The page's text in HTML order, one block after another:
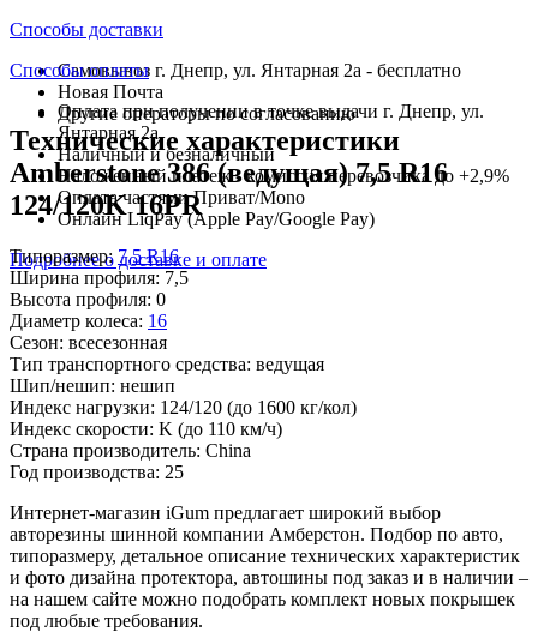
Способы доставки
Самовывоз г. Днепр, ул. Янтарная 2а - бесплатно
Новая Почта
Другие операторы по согласованию
Способы оплаты
Оплата при получении в точке выдачи г. Днепр, ул.
Янтарная 2а
Наличный и безналичный
Наложенный платеж - комиссия перевозчика до +2,9%
Оплата частями Приват/Mono
Онлайн LiqPay (Apple Pay/Google Pay)
Подробнее о доставке и оплате
Технические характеристики
Amberstone 386 (ведущая) 7,5 R16
124/120K 16PR
Типоразмер: 7,5 R16
Ширина профиля: 7,5
Высота профиля: 0
Диаметр колеса: 16
Сезон: всесезонная
Тип транспортного средства: ведущая
Шип/нешип: нешип
Индекс нагрузки: 124/120 (до 1600 кг/кол)
Индекс скорости: K (до 110 км/ч)
Страна производитель: China
Год производства: 25
Интернет-магазин iGum предлагает широкий выбор
авторезины шинной компании Амберстон. Подбор по авто,
типоразмеру, детальное описание технических характеристик
и фото дизайна протектора, автошины под заказ и в наличии –
на нашем сайте можно подобрать комплект новых покрышек
под любые требования.